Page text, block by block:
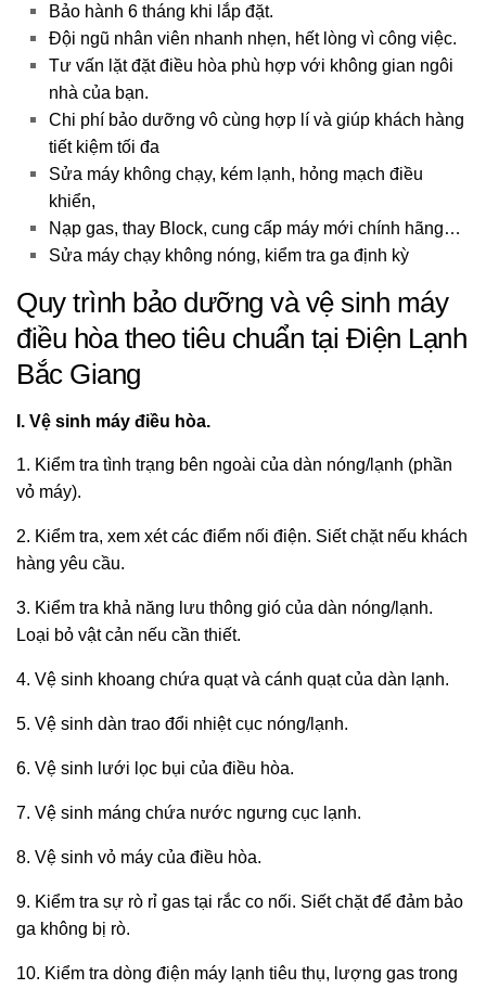
Bảo hành 6 tháng khi lắp đặt.
Đội ngũ nhân viên nhanh nhẹn, hết lòng vì công việc.
Tư vấn lặt đặt điều hòa phù hợp với không gian ngôi
nhà của bạn.
Chi phí bảo dưỡng vô cùng hợp lí và giúp khách hàng
tiết kiệm tối đa
Sửa máy không chạy, kém lạnh, hỏng mạch điều
khiển,
Nạp gas, thay Block, cung cấp máy mới chính hãng…
Sửa máy chạy không nóng, kiểm tra ga định kỳ
Quy trình bảo dưỡng và vệ sinh máy
điều hòa theo tiêu chuẩn tại Điện Lạnh
Bắc Giang
I. Vệ sinh máy điều hòa.
1. Kiểm tra tình trạng bên ngoài của dàn nóng/lạnh (phần
vỏ máy).
2. Kiểm tra, xem xét các điểm nối điện. Siết chặt nếu khách
hàng yêu cầu.
3. Kiểm tra khả năng lưu thông gió của dàn nóng/lạnh.
Loại bỏ vật cản nếu cần thiết.
4. Vệ sinh khoang chứa quạt và cánh quạt của dàn lạnh.
5. Vệ sinh dàn trao đổi nhiệt cục nóng/lạnh.
6. Vệ sinh lưới lọc bụi của điều hòa.
7. Vệ sinh máng chứa nước ngưng cục lạnh.
8. Vệ sinh vỏ máy của điều hòa.
9. Kiểm tra sự rò rỉ gas tại rắc co nối. Siết chặt để đảm bảo
ga không bị rò.
10. Kiểm tra dòng điện máy lạnh tiêu thụ, lượng gas trong